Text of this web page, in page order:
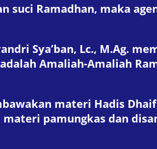
Ramadhan, maka
Sya’ban, Lc., M.Ag.
Amaliah-Amaliah
materi Hadis
pamungkas dan